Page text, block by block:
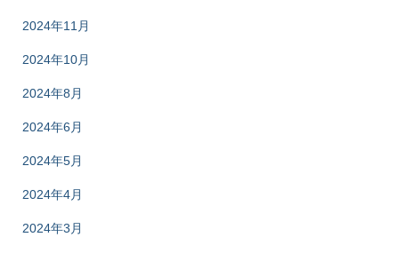
2024年11月
2024年10月
2024年8月
2024年6月
2024年5月
2024年4月
2024年3月